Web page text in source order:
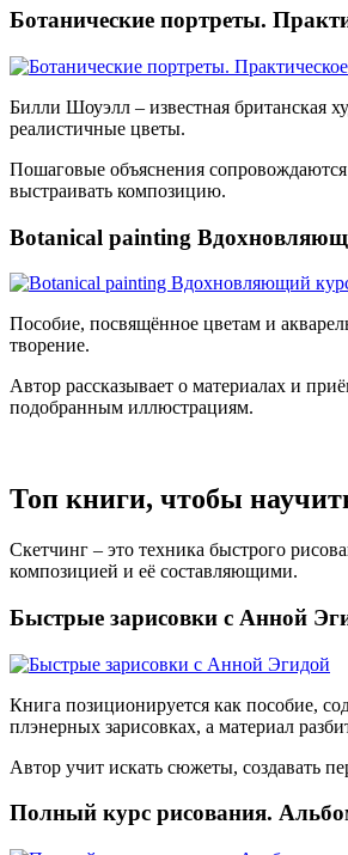
Ботанические портреты.
Билли Шоуэлл – известная британская
реалистичные цветы.
Пошаговые объяснения
выстраивать композицию.
Botanical painting
Пособие, посвящённое цветам и
творение.
Автор рассказывает о материалах и
подобранным иллюстрациям.
Топ книги, чтобы
Скетчинг – это техника быстрого
композицией и её составляющими.
Быстрые зарисовки с Анной
Книга позиционируется как пособие,
плэнерных зарисовках, а материал
Автор учит искать сюжеты, создавать
Полный курс рисования.